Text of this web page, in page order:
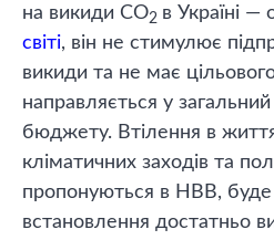
на викиди СО2 в Україні —
світі, він не стимулює
викиди та не має
направляється у
бюджету. Втілення в
кліматичних заходів та
пропонуються в НВВ,
встановлення достатньо